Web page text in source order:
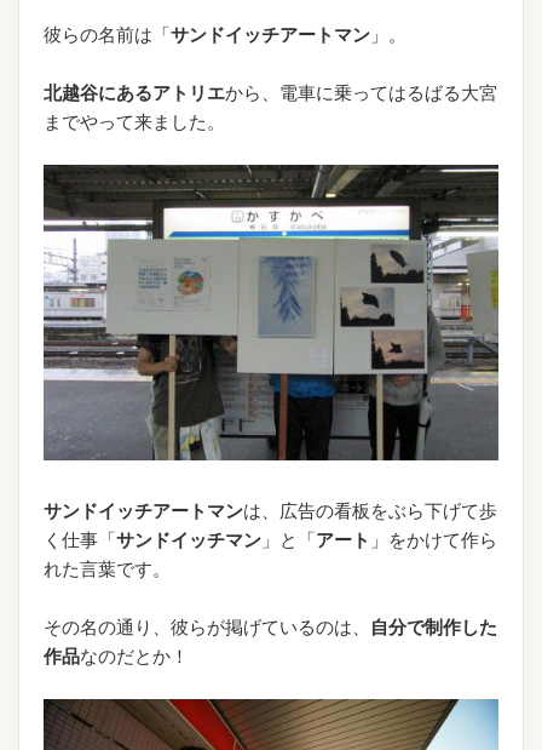
彼らの名前は「サンドイッチアートマン 」。
北越谷にあるアトリエから、電車に乗ってはるばる大宮
までやって来ました。
サンドイッチアートマンは、広告の看板をぶら下げて歩
く仕事「サンドイッチマン 」と「アート 」をかけて作ら
れた言葉です。
その名の通り、彼らが掲げているのは、
自分で制作した
作品なのだとか！